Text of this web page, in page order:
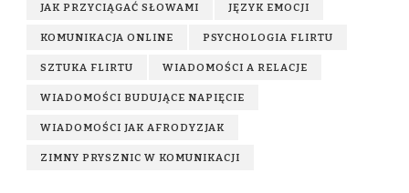
JAK PRZYCIĄGAĆ SŁOWAMI JĘZYK EMOCJI
KOMUNIKACJA ONLINE PSYCHOLOGIA FLIRTU
SZTUKA FLIRTU WIADOMOŚCI A RELACJE
WIADOMOŚCI BUDUJĄCE NAPIĘCIE
WIADOMOŚCI JAK AFRODYZJAK
ZIMNY PRYSZNIC W KOMUNIKACJI